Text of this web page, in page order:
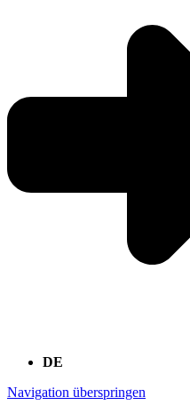
DE
Navigation überspringen